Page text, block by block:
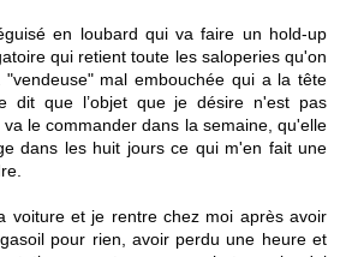
en loubard qui va faire un hold-up
qui retient toute les saloperies qu'on
mal embouchée qui a la tête
dit que l’objet que je désire n'est pas
le commander dans la semaine, qu'elle
dans les huit jours ce qui m'en fait une
voiture et je rentre chez moi après avoir
pour rien, avoir perdu une heure et